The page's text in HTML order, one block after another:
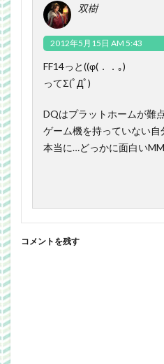
双樹
2012年5月15日 AM 5:43
FF14っと((φ(．．｡)
ってΣ(ﾟДﾟ)
DQはプラットホームが難
ゲーム機を持っていない
本当に…どっかに面白い
コメントを残す